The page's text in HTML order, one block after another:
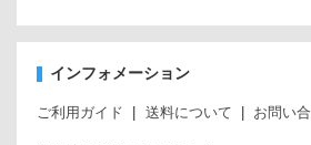
インフォメーション
ご利用ガイド 送料について お問い